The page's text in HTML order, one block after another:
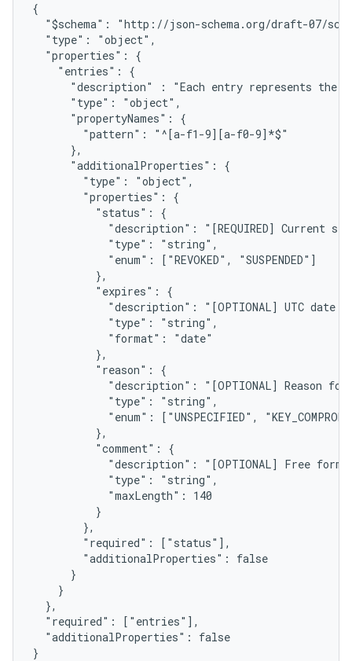
{
"$schema": "http://json-schema.org/draft-07/
  "type": "object",
  "properties": {
    "entries": {
"description" : "Each entry represents the
      "type": "object",
      "propertyNames": {
        "pattern": "^[a-f1-9][a-f0-9]*$"
      },
      "additionalProperties": {
        "type": "object",
        "properties": {
          "status": {
"description": "[REQUIRED] Current
            "type": "string",
            "enum": ["REVOKED", "SUSPENDED"]
          },
          "expires": {
"description": "[OPTIONAL] UTC date
            "type": "string",
            "format": "date"
          },
          "reason": {
"description": "[OPTIONAL] Reason for
            "type": "string",
"enum": ["UNSPECIFIED",
          },
          "comment": {
"description": "[OPTIONAL] Free form
            "type": "string",
            "maxLength": 140
          }
        },
        "required": ["status"],
        "additionalProperties": false
      }
    }
  },
  "required": ["entries"],
  "additionalProperties": false
}